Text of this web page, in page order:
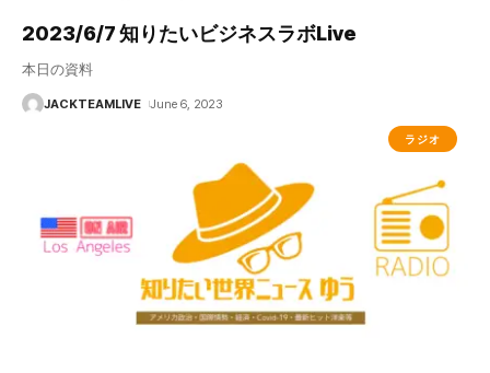
2023/6/7 知りたいビジネスラボLive
本日の資料
JACKTEAMLIVE June 6, 2023
ラジオ